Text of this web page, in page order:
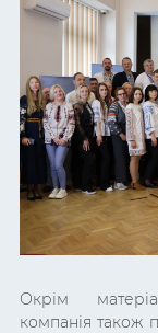
Окрім
компанія також